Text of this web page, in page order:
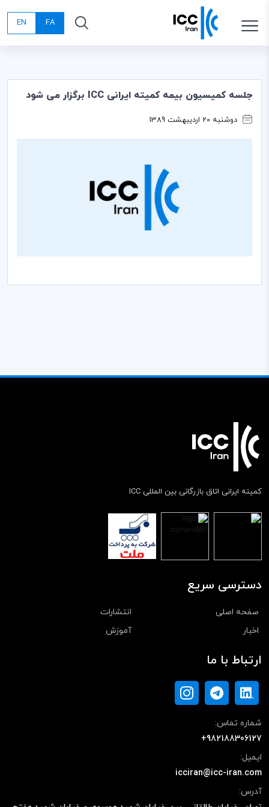
FA
EN
جلسه کمیسیون بیمه کمیته ایرانی ICC برگزار می شود
دوشنبه 20 اردیبهشت 1389
کمیته ایرانی اتاق بازرگانی بین المللی ICC
دسترسی سریع
صفحه اصلی
انتشارات
اخبار
آموزش
ارتباط با ما
شماره تماس:
+982188306127
ایمیل:
icciran@icc-iran.com
آدرس: